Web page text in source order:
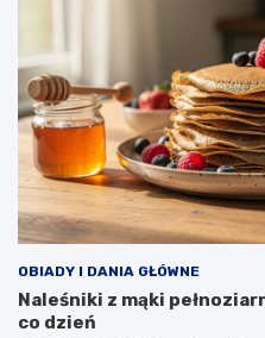
OBIADY I DANIA GŁÓWNE
Naleśniki z mąki
co dzień